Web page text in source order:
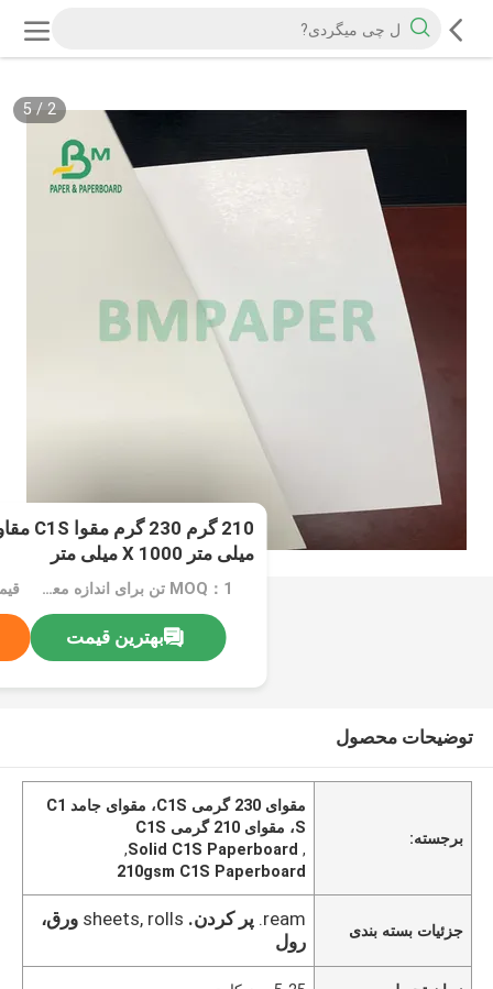
2
/
5
میلی متر X 1000 میلی متر
MOQ：1 تن برای اندازه معمولی یا 10 تن برای اندازه خاص
بهترین قیمت
توضیحات محصول
برجسته:
مقوای 230 گرمی C1S، مقوای جامد C1
S، مقوای 210 گرمی C1S
,
Solid C1S Paperboard
,
210gsm C1S Paperboard
جزئیات بسته بندی
ream. پر کردن. sheets, rolls ورق،
رول